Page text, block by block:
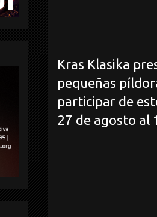
Kras Klasika
pequeñas
participar de
27 de agosto al